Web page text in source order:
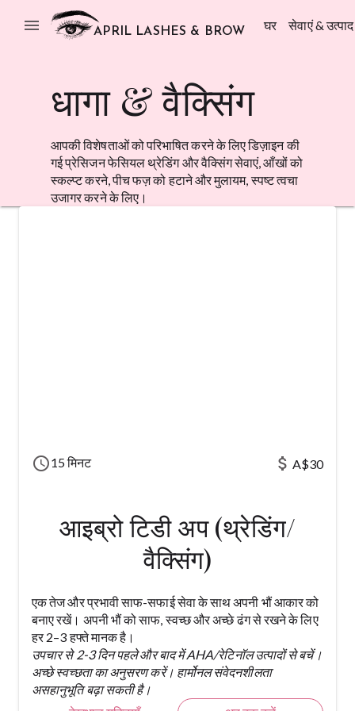
menu APRIL LASHES & BROW घर सेवाएं & उत्पाद
धागा & वैक्सिंग
आपकी विशेषताओं को परिभाषित करने के लिए डिज़ाइन की
गई प्रेसिजन फेसियल थ्रेडिंग और वैक्सिंग सेवाएं, आँखों को
स्कल्प्ट करने, पीच फज़ को हटाने और मुलायम, स्पष्ट त्वचा
उजागर करने के लिए।
schedule15 मिनट attach_money A$30
आइब्रो टिडी अप (थ्रेडिंग/
वैक्सिंग)
एक तेज और प्रभावी साफ-सफाई सेवा के साथ अपनी भौं आकार को
बनाए रखें। अपनी भौं को साफ, स्वच्छ और अच्छे ढंग से रखने के लिए
हर 2–3 हफ्ते मानक है।
उपचार से 2-3 दिन पहले और बाद में AHA/रेटिनॉल उत्पादों से बचें।
अच्छे स्वच्छता का अनुसरण करें। हार्मोनल संवेदनशीलता
असहानुभूति बढ़ा सकती है।